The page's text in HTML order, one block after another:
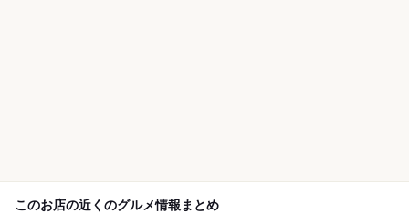
このお店の近くのグルメ情報まとめ